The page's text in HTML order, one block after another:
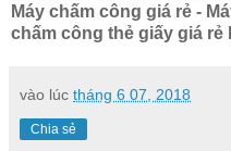
Máy chấm công giá rẻ -
chấm công thẻ giấy giá rẻ
vào lúc tháng 6 07, 2018
Chia sẻ